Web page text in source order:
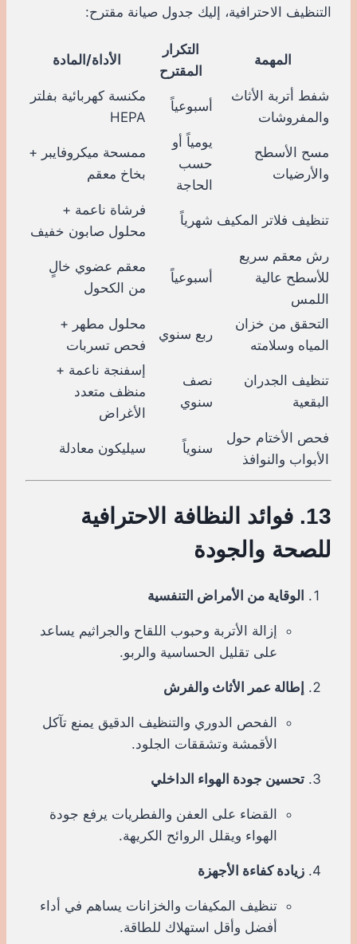
التنظيف الاحترافية، إليك جدول صيانة مقترح:
المهمة
التكرار
المقترح
الأداة/المادة
شفط أتربة الأثاث
والمفروشات
أسبوعياً
مكنسة كهربائية بفلتر
HEPA
مسح الأسطح
والأرضيات
يومياً أو
حسب
الحاجة
ممسحة ميكروفايبر +
بخاخ معقم
تنظيف فلاتر المكيف شهرياً
فرشاة ناعمة +
محلول صابون خفيف
رش معقم سريع
للأسطح عالية
اللمس
أسبوعياً
معقم عضوي خالٍ
من الكحول
التحقق من خزان
المياه وسلامته
ربع سنوي
محلول مطهر +
فحص تسربات
تنظيف الجدران
البقعية
نصف
سنوي
إسفنجة ناعمة +
منظف متعدد
الأغراض
فحص الأختام حول
الأبواب والنوافذ
سنوياً سيليكون معادلة
13. فوائد النظافة الاحترافية
للصحة والجودة
الوقاية من الأمراض التنفسية
إزالة الأتربة وحبوب اللقاح والجراثيم يساعد
على تقليل الحساسية والربو.
إطالة عمر الأثاث والفرش
الفحص الدوري والتنظيف الدقيق يمنع تآكل
الأقمشة وتشققات الجلود.
تحسين جودة الهواء الداخلي
القضاء على العفن والفطريات يرفع جودة
الهواء ويقلل الروائح الكريهة.
زيادة كفاءة الأجهزة
تنظيف المكيفات والخزانات يساهم في أداء
أفضل وأقل استهلاك للطاقة.